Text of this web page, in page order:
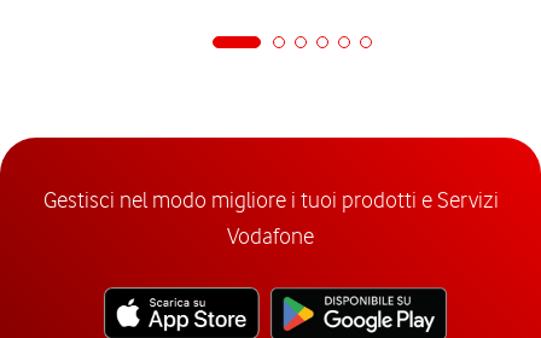
Gestisci nel modo migliore i tuoi prodotti e Servizi
Vodafone